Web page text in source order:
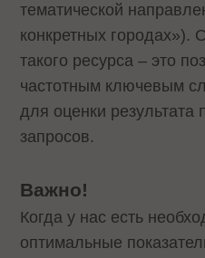
тематической
конкретных
такого ресурса – это
частотным ключевым
для оценки результата
запросов.
Важно!
Когда у нас есть
оптимальные